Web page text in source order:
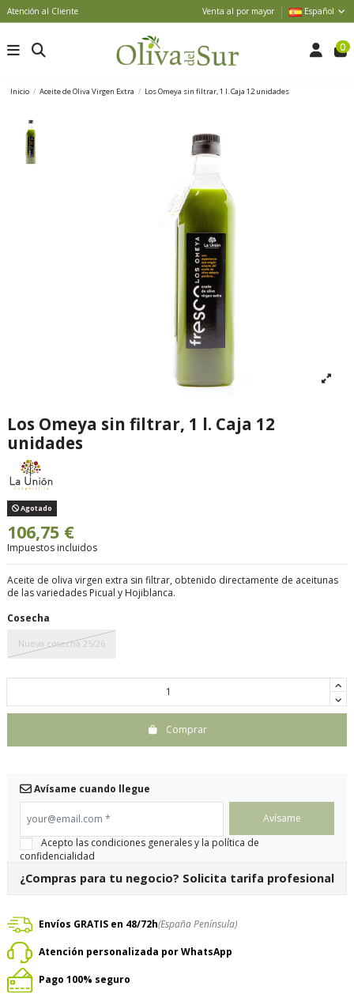
Atención al Cliente Venta al por mayor Español
0
Inicio Aceite de Oliva Virgen Extra Los Omeya sin filtrar, 1 l. Caja 12 unidades
Los Omeya sin filtrar, 1 l. Caja 12
unidades
Agotado
106,75 €
Impuestos incluidos
Aceite de oliva virgen extra sin filtrar, obtenido directamente de aceitunas
de las variedades Picual y Hojiblanca.
Cosecha
Nueva cosecha 25/26
Comprar
Avísame cuando llegue
your@email.com *
Acepto las condiciones generales y la política de
confidencialidad
¿Compras para tu negocio? Solicita tarifa profesional
Envíos GRATIS en 48/72h(España Península)
Atención personalizada por WhatsApp
Pago 100% seguro